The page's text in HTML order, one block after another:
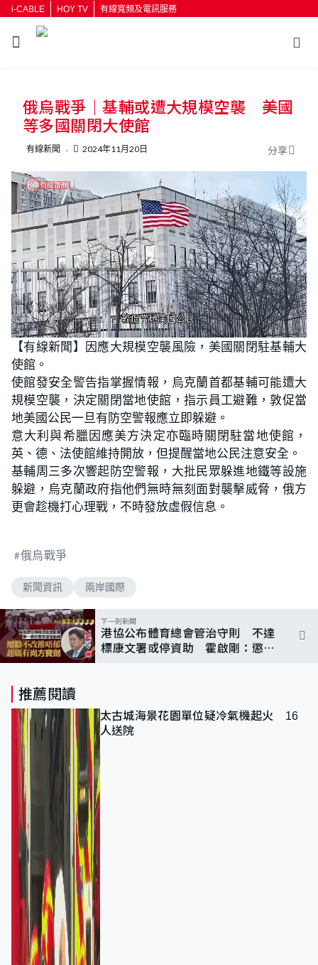
i-CABLE HOY TV 有線寬頻及電訊服務
按輸入鍵開始搜尋
俄烏戰爭｜基輔或遭大規模空襲 美國
等多國關閉大使館
有線新聞 2024年11月20日 分享
U
n
m
L
o
a
d
:
5
8
.
7
0
%
【有線新聞】因應大規模空襲風險，美國關閉駐基輔大
使館。
使館發安全警告指掌握情報，烏克蘭首都基輔可能遭大
規模空襲，決定關閉當地使館，指示員工避難，敦促當
地美國公民一旦有防空警報應立即躲避。
意大利與希臘因應美方決定亦臨時關閉駐當地使館，
英、德、法使館維持開放，但提醒當地公民注意安全。
基輔周三多次響起防空警報，大批民眾躲進地鐵等設施
躲避，烏克蘭政府指他們無時無刻面對襲擊威脅，俄方
更會趁機打心理戰，不時發放虛假信息。
俄烏戰爭
新聞資訊 兩岸國際
下一則新聞
港協公布體育總會管治守則 不達
標康文署或停資助 霍啟剛：懲罰
推薦閱讀
太古城海景花園單位疑冷氣機起火 16
人送院